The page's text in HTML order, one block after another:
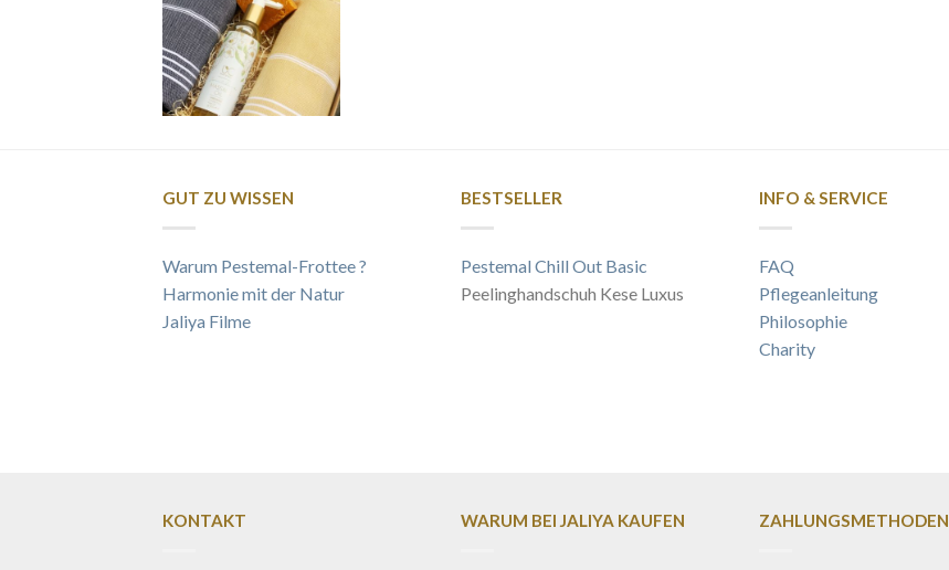
GUT ZU WISSEN
Warum Pestemal-Frottee ?
Harmonie mit der Natur
Jaliya Filme
BESTSELLER
Pestemal Chill Out Basic
Peelinghandschuh Kese Luxus
INFO & SERVICE
FAQ
Pflegeanleitung
Philosophie
Charity
KONTAKT WARUM BEI JALIYA KAUFEN ZAHLUNGSMETHODEN